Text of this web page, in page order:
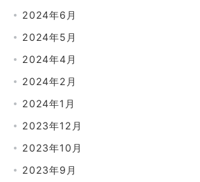
2024年6月
2024年5月
2024年4月
2024年2月
2024年1月
2023年12月
2023年10月
2023年9月